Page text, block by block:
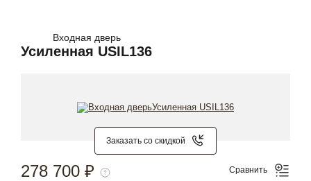
Входная дверь
Усиленная USIL136
Заказать со скидкой
278 700 ₽ Сравнить